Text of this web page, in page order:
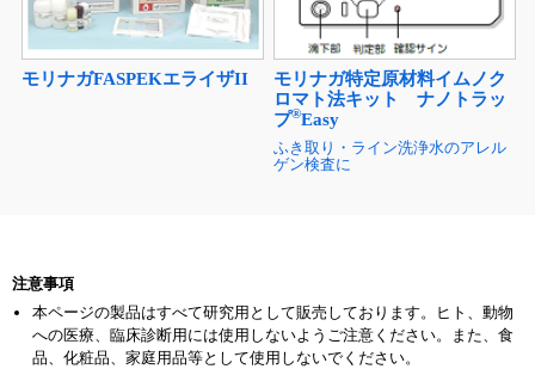
モリナガFASPEKエライザII
モリナガ特定原材料イムノク
ロマト法キット ナノトラッ
プ®Easy
ふき取り・ライン洗浄水のアレル
ゲン検査に
注意事項
本ページの製品はすべて研究用として販売しております。ヒト、動物
への医療、臨床診断用には使用しないようご注意ください。また、食
品、化粧品、家庭用品等として使用しないでください。